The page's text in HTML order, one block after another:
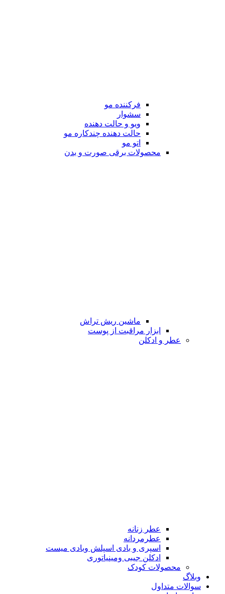
فرکننده مو
سشوار
ویو و حالت دهنده
حالت دهنده چندکاره مو
اتو مو
محصولات برقی صورت و بدن
ماشین ریش تراش
ابزار مراقبت از پوست
عطر و ادکلن
عطر زنانه
عطرمردانه
اسپری و بادی اسپلش وبادی میست
ادکلن جیبی ومینیاتوری
محصولات کودک
وبلاگ
سوالات متداول